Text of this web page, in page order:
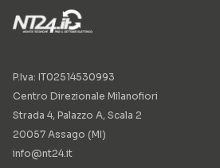
P.Iva: IT02514530993
Centro Direzionale Milanofiori
Strada 4, Palazzo A, Scala 2
20057 Assago (MI)
info@nt24.it